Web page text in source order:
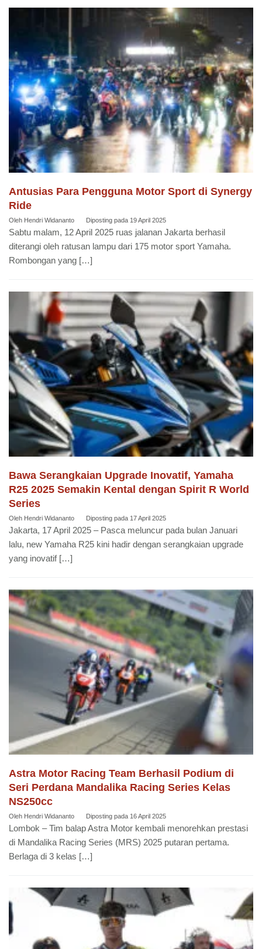
Antusias Para Pengguna Motor Sport di Synergy
Ride
Oleh Hendri Widananto Diposting pada 19 April 2025
Sabtu malam, 12 April 2025 ruas jalanan Jakarta berhasil
diterangi oleh ratusan lampu dari 175 motor sport Yamaha.
Rombongan yang […]
Bawa Serangkaian Upgrade Inovatif, Yamaha
R25 2025 Semakin Kental dengan Spirit R World
Series
Oleh Hendri Widananto Diposting pada 17 April 2025
Jakarta, 17 April 2025 – Pasca meluncur pada bulan Januari
lalu, new Yamaha R25 kini hadir dengan serangkaian upgrade
yang inovatif […]
Astra Motor Racing Team Berhasil Podium di
Seri Perdana Mandalika Racing Series Kelas
NS250cc
Oleh Hendri Widananto Diposting pada 16 April 2025
Lombok – Tim balap Astra Motor kembali menorehkan prestasi
di Mandalika Racing Series (MRS) 2025 putaran pertama.
Berlaga di 3 kelas […]